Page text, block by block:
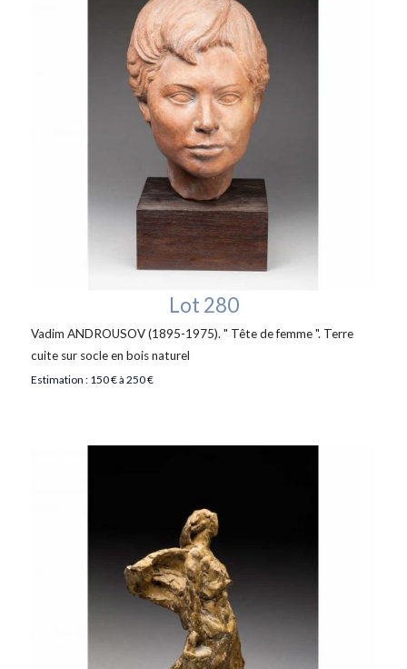
Lot 280
Vadim ANDROUSOV (1895-1975). " Tête de femme ". Terre
cuite sur socle en bois naturel
Estimation : 150 € à 250 €